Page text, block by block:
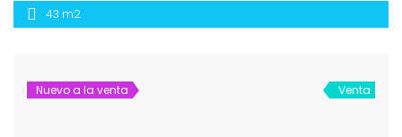
43 m2
Nuevo a la venta Venta